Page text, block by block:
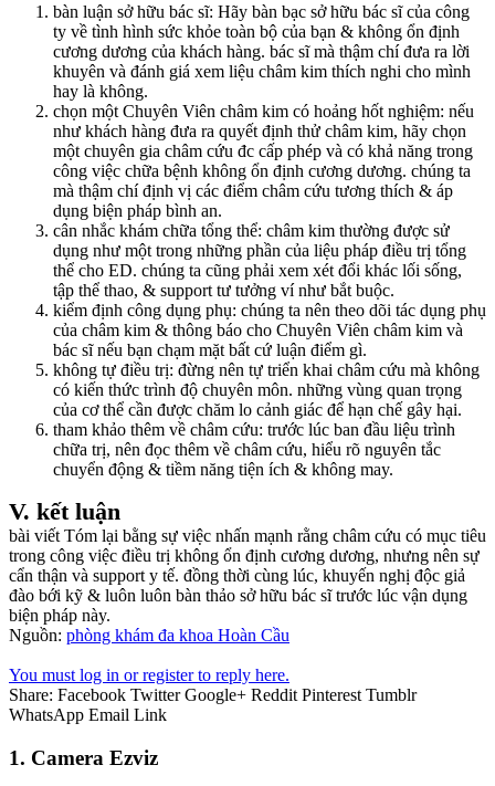
bàn luận sở hữu bác sĩ: Hãy bàn bạc sở hữu bác sĩ của công
ty về tình hình sức khỏe toàn bộ của bạn & không ổn định
cương dương của khách hàng. bác sĩ mà thậm chí đưa ra lời
khuyên và đánh giá xem liệu châm kim thích nghi cho mình
hay là không.
chọn một Chuyên Viên châm kim có hoảng hốt nghiệm: nếu
như khách hàng đưa ra quyết định thử châm kim, hãy chọn
một chuyên gia châm cứu đc cấp phép và có khả năng trong
công việc chữa bệnh không ổn định cương dương. chúng ta
mà thậm chí định vị các điểm châm cứu tương thích & áp
dụng biện pháp bình an.
cân nhắc khám chữa tổng thể: châm kim thường được sử
dụng như một trong những phần của liệu pháp điều trị tổng
thể cho ED. chúng ta cũng phải xem xét đổi khác lối sống,
tập thể thao, & support tư tưởng ví như bắt buộc.
kiểm định công dụng phụ: chúng ta nên theo dõi tác dụng phụ
của châm kim & thông báo cho Chuyên Viên châm kim và
bác sĩ nếu bạn chạm mặt bất cứ luận điểm gì.
không tự điều trị: đừng nên tự triển khai châm cứu mà không
có kiến thức trình độ chuyên môn. những vùng quan trọng
của cơ thể cần được chăm lo cảnh giác để hạn chế gây hại.
tham khảo thêm về châm cứu: trước lúc ban đầu liệu trình
chữa trị, nên đọc thêm về châm cứu, hiểu rõ nguyên tắc
chuyển động & tiềm năng tiện ích & không may.
V. kết luận
bài viết Tóm lại bằng sự việc nhấn mạnh rằng châm cứu có mục tiêu
trong công việc điều trị không ổn định cương dương, nhưng nên sự
cẩn thận và support y tế. đồng thời cùng lúc, khuyến nghị độc giả
đào bới kỹ & luôn luôn bàn thảo sở hữu bác sĩ trước lúc vận dụng
biện pháp này.
Nguồn: phòng khám đa khoa Hoàn Cầu
You must log in or register to reply here.
Share: Facebook Twitter Google+ Reddit Pinterest Tumblr
WhatsApp Email Link
1. Camera Ezviz